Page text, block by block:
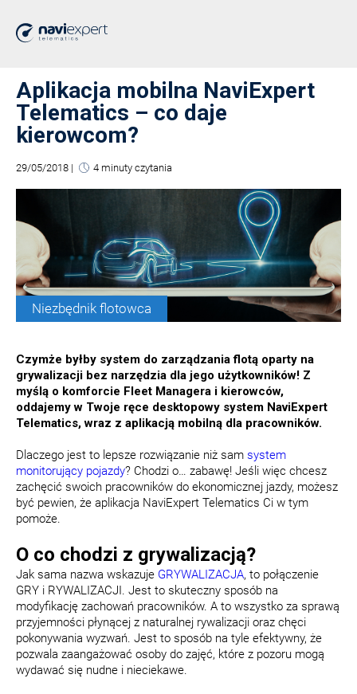
Aplikacja mobilna NaviExpert
Telematics – co daje
kierowcom?
29/05/2018 | 4 minuty czytania
Niezbędnik flotowca
Czymże byłby system do zarządzania flotą oparty na
grywalizacji bez narzędzia dla jego użytkowników! Z
myślą o komforcie Fleet Managera i kierowców,
oddajemy w Twoje ręce desktopowy system NaviExpert
Telematics, wraz z aplikacją mobilną dla pracowników.
Dlaczego jest to lepsze rozwiązanie niż sam system
monitorujący pojazdy? Chodzi o… zabawę! Jeśli więc chcesz
zachęcić swoich pracowników do ekonomicznej jazdy, możesz
być pewien, że aplikacja NaviExpert Telematics Ci w tym
pomoże.
O co chodzi z grywalizacją?
Jak sama nazwa wskazuje GRYWALIZACJA, to połączenie
GRY i RYWALIZACJI. Jest to skuteczny sposób na
modyfikację zachowań pracowników. A to wszystko za sprawą
przyjemności płynącej z naturalnej rywalizacji oraz chęci
pokonywania wyzwań. Jest to sposób na tyle efektywny, że
pozwala zaangażować osoby do zajęć, które z pozoru mogą
wydawać się nudne i nieciekawe.